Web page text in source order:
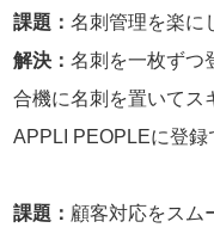
課題：名刺管理を楽に
解決：名刺を一枚ずつ
合機に名刺を置いてス
APPLI PEOPLEに登録
課題： 顧客対応をスム